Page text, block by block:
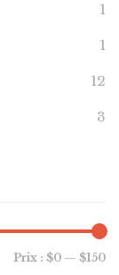
1
1
12
3
Prix : $0 — $150